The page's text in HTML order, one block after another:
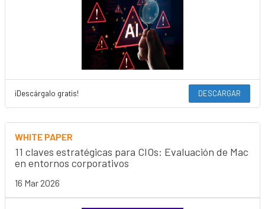
¡Descárgalo gratis! DESCARGAR
WHITE PAPER
11 claves estratégicas para CIOs: Evaluación de Mac
en entornos corporativos
16 Mar 2026